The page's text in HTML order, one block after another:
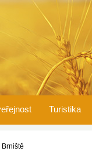
Turistika
Brniště